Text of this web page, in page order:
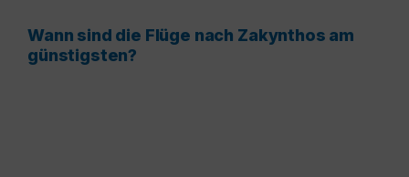
Wann sind die Flüge nach Zakynthos am
günstigsten?